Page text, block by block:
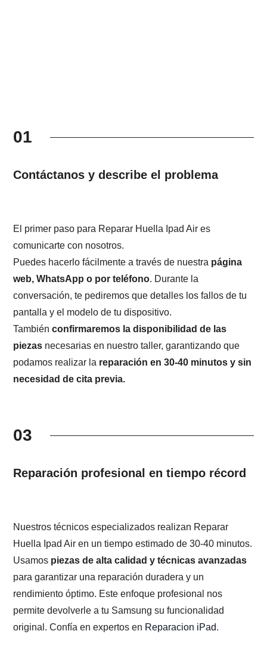
01
Contáctanos y describe el problema
El primer paso para Reparar Huella Ipad Air es
comunicarte con nosotros.
Puedes hacerlo fácilmente a través de nuestra página
web, WhatsApp o por teléfono. Durante la
conversación, te pediremos que detalles los fallos de tu
pantalla y el modelo de tu dispositivo.
Tambiénconfirmaremos la disponibilidad de las
piezas necesarias en nuestro taller, garantizando que
podamos realizar la reparación en 30-40 minutos y sin
necesidad de cita previa.
03
Reparación profesional en tiempo récord
Nuestros técnicos especializados realizan Reparar
Huella Ipad Air en un tiempo estimado de 30-40 minutos.
Usamos piezas de alta calidad y técnicas avanzadas
para garantizar una reparación duradera y un
rendimiento óptimo. Este enfoque profesional nos
permite devolverle a tu Samsung su funcionalidad
original. Confía en expertos en Reparacion iPad.